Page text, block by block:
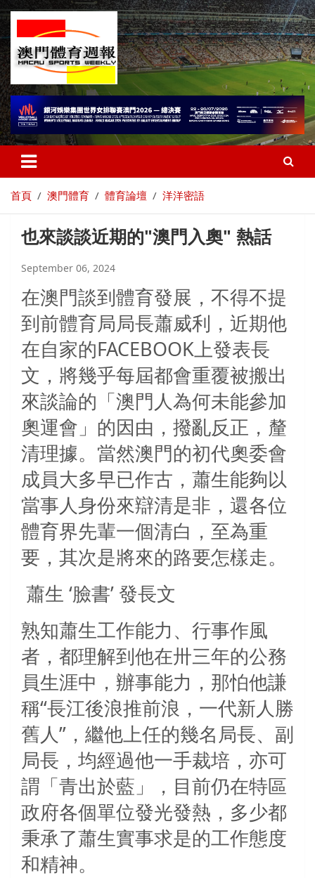
首頁 澳門體育 體育論壇 洋洋密語
也來談談近期的"澳門入奧" 熱話
September 06, 2024
在澳門談到體育發展，不得不提
到前體育局局長蕭威利，近期他
在自家的FACEBOOK上發表長
文，將幾乎每屆都會重覆被搬出
來談論的「澳門人為何未能參加
奧運會」的因由，撥亂反正，釐
清理據。當然澳門的初代奧委會
成員大多早已作古，蕭生能夠以
當事人身份來辯清是非，還各位
體育界先輩一個清白，至為重
要，其次是將來的路要怎樣走。
蕭生 ‘臉書’ 發長文
熟知蕭生工作能力、行事作風
者，都理解到他在卅三年的公務
員生涯中，辦事能力，那怕他謙
稱“長江後浪推前浪，一代新人勝
舊人”，繼他上任的幾名局長、副
局長，均經過他一手裁培，亦可
謂「青出於藍」，目前仍在特區
政府各個單位發光發熱，多少都
秉承了蕭生實事求是的工作態度
和精神。